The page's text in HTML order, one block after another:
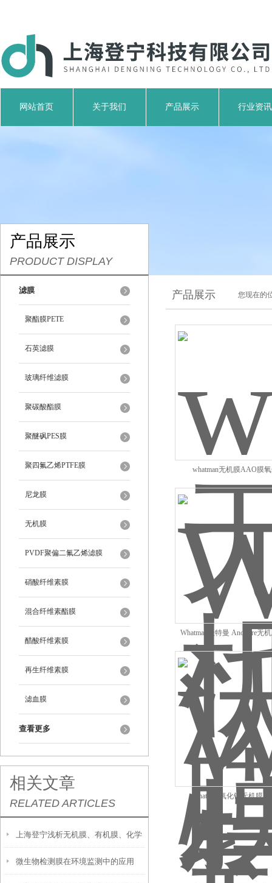
网站首页 关于我们 产品展示 行业资讯
产品展示
PRODUCT DISPLAY
滤膜
聚酯膜PETE
石英滤膜
玻璃纤维滤膜
聚碳酸酯膜
聚醚砜PES膜
聚四氟乙烯PTFE膜
尼龙膜
无机膜
PVDF聚偏二氟乙烯滤膜
硝酸纤维素膜
混合纤维素酯膜
醋酸纤维素膜
再生纤维素膜
滤血膜
查看更多
相关文章
RELATED ARTICLES
上海登宁浅析无机膜、有机膜、化学
法处理乳化油废水优缺点
微生物检测膜在环境监测中的应用
产品展示 您现在的
whatman无机膜AAO膜
0.1um47mm
Whatman沃特曼 Anopore无
Whatman氧化铝无机膜
47mm*0.2um